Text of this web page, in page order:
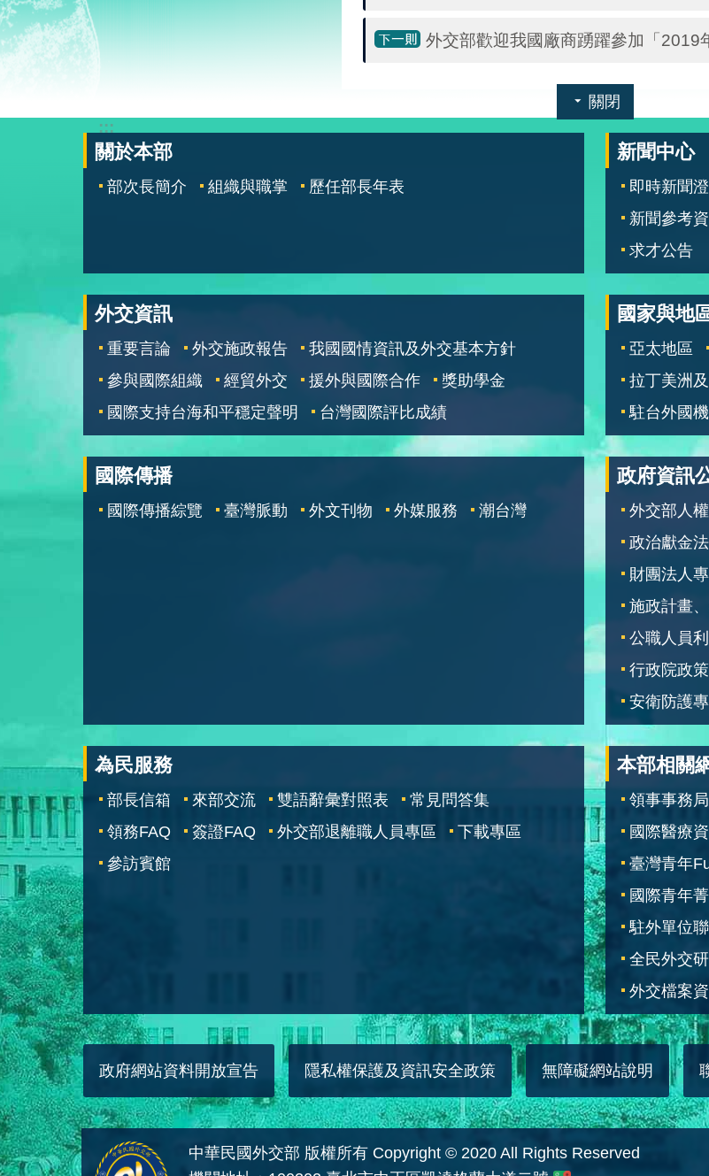
外交部歡迎我國廠商踴躍參加「2019
關閉
:::
關於本部
部次長簡介 組織與職掌 歷任部長年表
新聞中心
即時新聞
新聞參考
求才公告
外交資訊
重要言論 外交施政報告
我國國情資訊及外交基本方針
參與國際組織
經貿外交 援外與國際合作
獎助學金
國際支持台海和平穩定聲明
台灣國際評比成績
國家與地
亞太地區
拉丁美洲
駐台外國
國際傳播
國際傳播綜覽 臺灣脈動 外文刊物 外媒服務 潮台灣
政府資訊
外交部人
政治獻金
財團法人
施政計畫
公職人員
行政院政
安衛防護
為民服務
部長信箱 來部交流 雙語辭彙對照表
常見問答集
領務FAQ
簽證FAQ 外交部退離職人員專區
下載專區
參訪賓館
本部相關
領事事務局
國際醫療
臺灣青年
國際青年
駐外單位
全民外交
外交檔案
政府網站資料開放宣告 隱私權保護及資訊安全政策 無障礙網站說明
中華民國外交部 版權所有 Copyright © 2020 All Rights Reserved